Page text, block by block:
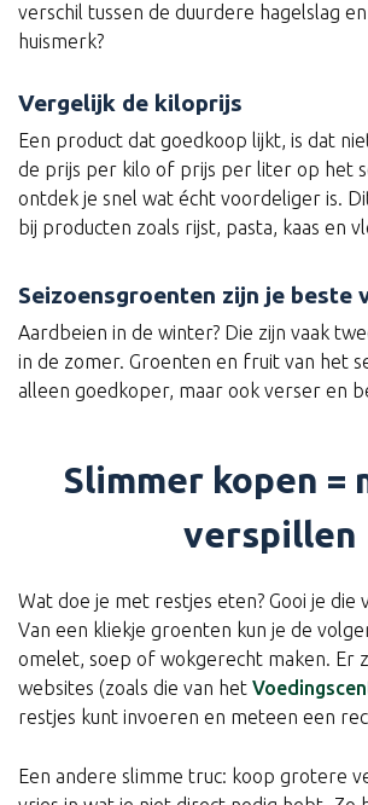
verschil tussen de duurdere hagelslag
huismerk?
Vergelijk de kiloprijs
Een product dat goedkoop lijkt, is dat
de prijs per kilo of prijs per liter op het
ontdek je snel wat écht voordeliger is.
bij producten zoals rijst, pasta, kaas en
Seizoensgroenten zijn je beste
Aardbeien in de winter? Die zijn vaak
in de zomer. Groenten en fruit van het
alleen goedkoper, maar ook verser en
Slimmer kopen =
verspillen
Wat doe je met restjes eten? Gooi je die
Van een kliekje groenten kun je de
omelet, soep of wokgerecht maken. Er
websites (zoals die van het
restjes kunt invoeren en meteen een
Een andere slimme truc: koop grotere